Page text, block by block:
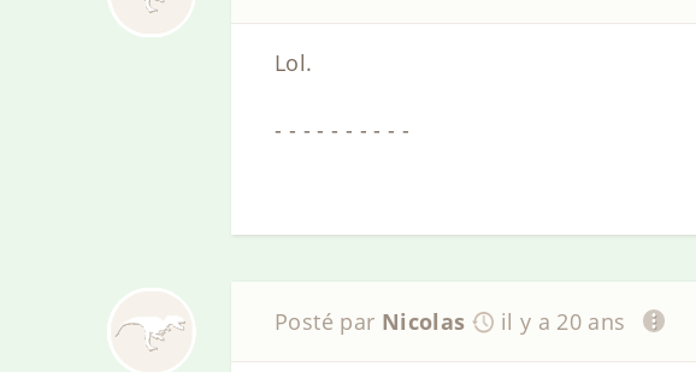
Lol.
- - - - - - - - - -
Posté par Nicolas il y a 20 ans